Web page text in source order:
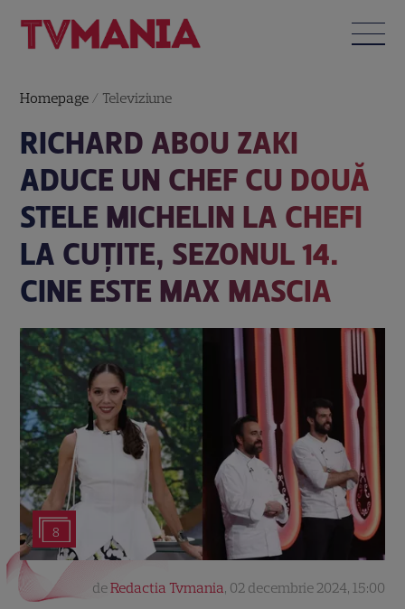
Homepage / Televiziune
RICHARD ABOU ZAKI
ADUCE UN CHEF CU DOUĂ
STELE MICHELIN LA CHEFI
LA CUȚITE, SEZONUL 14.
CINE ESTE MAX MASCIA
8
deRedactia Tvmania, 02 decembrie 2024, 15:00